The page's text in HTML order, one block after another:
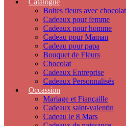
Catalogue
Boites fleurs avec
Cadeaux pour femme
Cadeaux pour homme
Cadeau pour Maman
Cadeau pour papa
Bouquet de Fleurs
Chocolat
Cadeaux Entreprise
Cadeaux Personnalisés
Occassion
Mariage et Fiançaille
Cadeaux saint-valentin
Cadeau le 8 Mars